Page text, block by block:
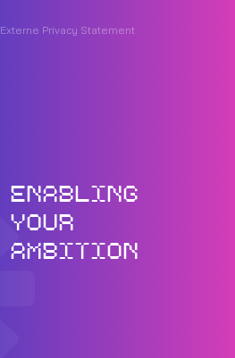
Externe Privacy Statement
ENABLING
YOUR
AMBITION